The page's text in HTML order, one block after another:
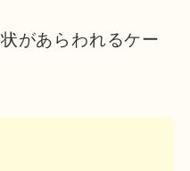
があらわれるケー